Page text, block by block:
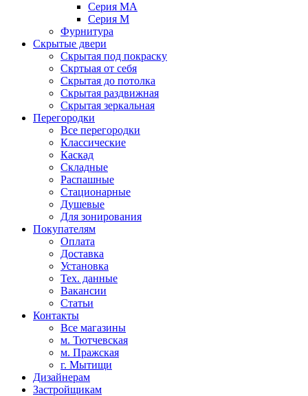
Серия MA
Серия M
Фурнитура
Скрытые двери
Скрытая под покраску
Скртыая от себя
Скрытая до потолка
Скрытая раздвижная
Скрытая зеркальная
Перегородки
Все перегородки
Классические
Каскад
Складные
Распашные
Стационарные
Душевые
Для зонирования
Покупателям
Оплата
Доставка
Установка
Тех. данные
Вакансии
Статьи
Контакты
Все магазины
м. Тютчевская
м. Пражская
г. Мытищи
Дизайнерам
Застройщикам